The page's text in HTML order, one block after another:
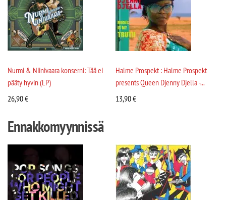
Nurmi & Niinivaara konserni: Tää ei
pääty hyvin (LP)
26,90€
Halme Prospekt : Halme Prospekt
presents Queen Djenny Djella -...
13,90€
Ennakkomyynnissä